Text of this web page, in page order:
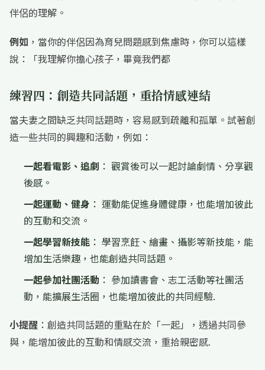
伴侶的理解。
例如 ，當你的伴侶因為育兒問題感到焦慮時，你可以這樣
說：「我理解你擔心孩子，畢竟我們都
練習四：創造共同話題，重拾情感連結
當夫妻之間缺乏共同話題時，容易感到疏離和孤單。試著創
造一些共同的興趣和活動，例如：
一起看電影、追劇 ： 觀賞後可以一起討論劇情、分享觀
後感。
一起運動、健身 ： 運動能促進身體健康，也能增加彼此
的互動和交流。
一起學習新技能 ： 學習烹飪、繪畫、攝影等新技能，能
增加生活樂趣，也能創造共同話題。
一起參加社團活動 ： 參加讀書會、志工活動等社團活
動，能擴展生活圈，也能增加彼此的共同經驗.
小提醒 ：創造共同話題的重點在於「一起」，透過共同參
與，能增加彼此的互動和情感交流，重拾親密感.